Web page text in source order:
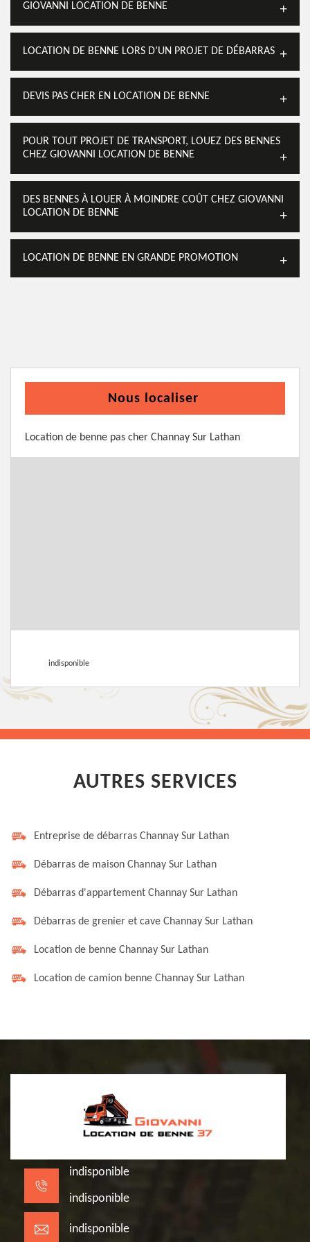
GIOVANNI LOCATION DE BENNE
LOCATION DE BENNE LORS D’UN PROJET DE DÉBARRAS
DEVIS PAS CHER EN LOCATION DE BENNE
POUR TOUT PROJET DE TRANSPORT, LOUEZ DES BENNES
CHEZ GIOVANNI LOCATION DE BENNE
DES BENNES À LOUER À MOINDRE COÛT CHEZ GIOVANNI
LOCATION DE BENNE
LOCATION DE BENNE EN GRANDE PROMOTION
Nous localiser
Location de benne pas cher Channay Sur Lathan
indisponible
AUTRES SERVICES
Entreprise de débarras Channay Sur Lathan
Débarras de maison Channay Sur Lathan
Débarras d'appartement Channay Sur Lathan
Débarras de grenier et cave Channay Sur Lathan
Location de benne Channay Sur Lathan
Location de camion benne Channay Sur Lathan
indisponible
indisponible
indisponible